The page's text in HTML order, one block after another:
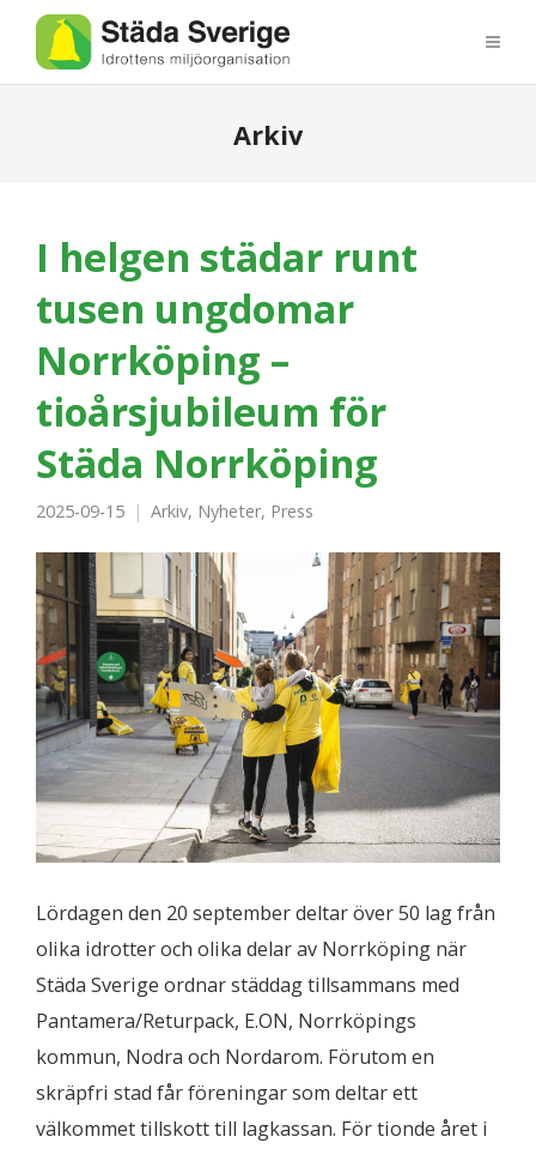
Arkiv
I helgen städar runt
tusen ungdomar
Norrköping –
tioårsjubileum för
Städa Norrköping
2025-09-15 Arkiv, Nyheter, Press
Lördagen den 20 september deltar över 50 lag från
olika idrotter och olika delar av Norrköping när
Städa Sverige ordnar städdag tillsammans med
Pantamera/Returpack, E.ON, Norrköpings
kommun, Nodra och Nordarom. Förutom en
skräpfri stad får föreningar som deltar ett
välkommet tillskott till lagkassan. För tionde året i